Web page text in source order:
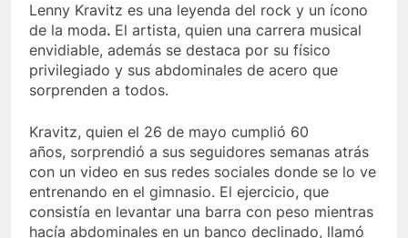
Lenny Kravitz es una leyenda del rock y un ícono
de la moda. El artista, quien una carrera musical
envidiable, además se destaca por su físico
privilegiado y sus abdominales de acero que
sorprenden a todos.
Kravitz, quien el 26 de mayo cumplió 60
años, sorprendió a sus seguidores semanas atrás
con un video en sus redes sociales donde se lo ve
entrenando en el gimnasio. El ejercicio, que
consistía en levantar una barra con peso mientras
hacía abdominales en un banco declinado, llamó